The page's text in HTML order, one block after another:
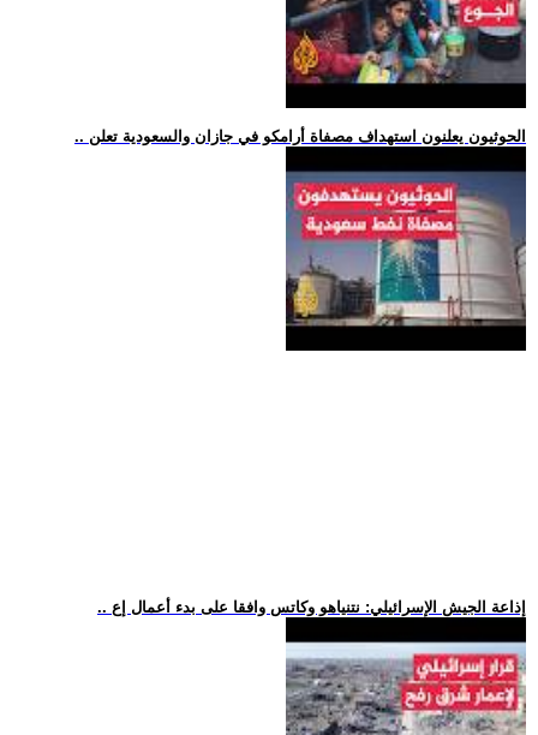
.. الحوثيون يعلنون استهداف مصفاة أرامكو في جازان والسعودية تعلن
.. إذاعة الجيش الإسرائيلي: نتنياهو وكاتس وافقا على بدء أعمال إع